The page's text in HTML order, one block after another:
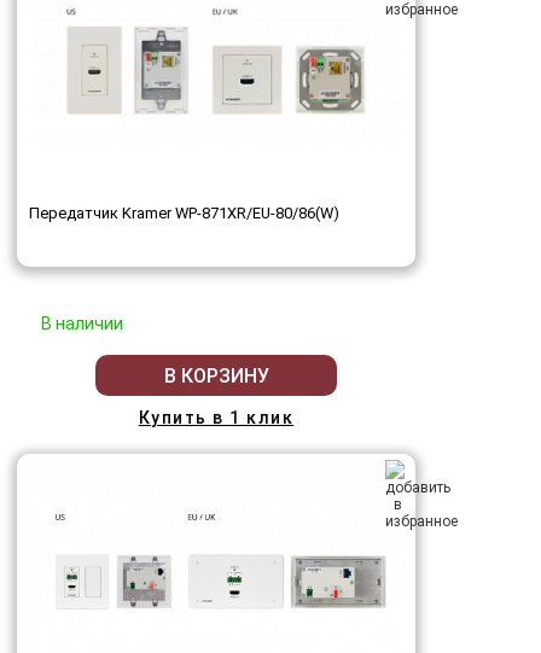
Передатчик Kramer WP-871XR/EU-80/86(W)
В наличии
В КОРЗИНУ
Купить в 1 клик